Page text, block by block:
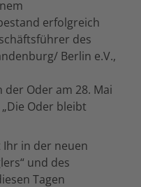
erfolgreich
des
Berlin e.V.,
Oder am 28. Mai
Oder bleibt
in der neuen
und des
Tagen